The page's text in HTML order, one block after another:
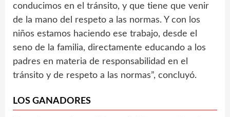
conducimos en el tránsito, y que tiene que venir
de la mano del respeto a las normas. Y con los
niños estamos haciendo ese trabajo, desde el
seno de la familia, directamente educando a los
padres en materia de responsabilidad en el
tránsito y de respeto a las normas”, concluyó.
LOS GANADORES